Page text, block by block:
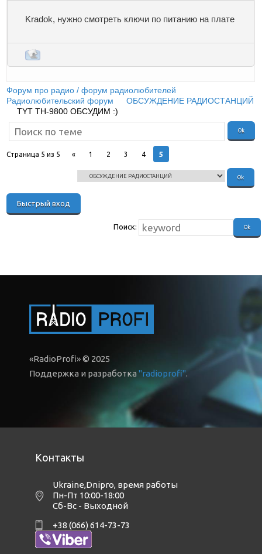
Kradok, нужно смотреть ключи по питанию на плате
Форум про радио / форум радиолюбителей
Радиолюбительский форум
ОБСУЖДЕНИЕ РАДИОСТАНЦИЙ
TYT TH-9800 ОБСУДИМ :)
Страница 5 из 5 « 1 2 3 4 5
Поиск:
«RadioProfi» © 2025
Поддержка и разработка"radioprofi".
Контакты
Ukraine,Dnipro, время работы
Пн-Пт 10:00-18:00
Сб-Вс - Выходной
+38 (066) 614-73-73